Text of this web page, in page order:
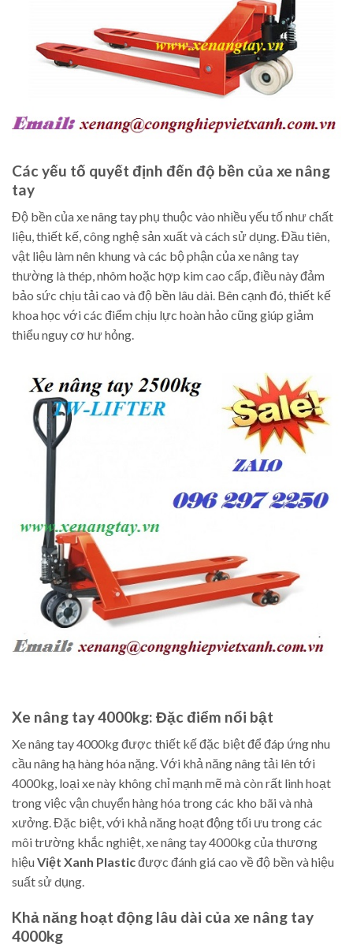
Các yếu tố quyết định đến độ bền của xe nâng
tay
Độ bền của xe nâng tay phụ thuộc vào nhiều yếu tố như chất
liệu, thiết kế, công nghệ sản xuất và cách sử dụng. Đầu tiên,
vật liệu làm nên khung và các bộ phận của xe nâng tay
thường là thép, nhôm hoặc hợp kim cao cấp, điều này đảm
bảo sức chịu tải cao và độ bền lâu dài. Bên cạnh đó, thiết kế
khoa học với các điểm chịu lực hoàn hảo cũng giúp giảm
thiểu nguy cơ hư hỏng.
Xe nâng tay 4000kg: Đặc điểm nổi bật
Xe nâng tay 4000kg được thiết kế đặc biệt để đáp ứng nhu
cầu nâng hạ hàng hóa nặng. Với khả năng nâng tải lên tới
4000kg, loại xe này không chỉ mạnh mẽ mà còn rất linh hoạt
trong việc vận chuyển hàng hóa trong các kho bãi và nhà
xưởng. Đặc biệt, với khả năng hoạt động tối ưu trong các
môi trường khắc nghiệt, xe nâng tay 4000kg của thương
hiệuViệt Xanh Plasticđược đánh giá cao về độ bền và hiệu
suất sử dụng.
Khả năng hoạt động lâu dài của xe nâng tay
4000kg